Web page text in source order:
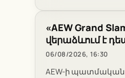
«AEW Grand
վերաձևում է
06/08/2026, 16:30
AEW-ի պատմական